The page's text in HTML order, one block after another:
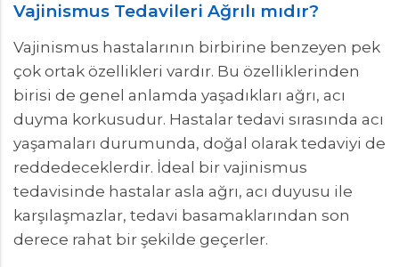
Vajinismus Tedavileri Ağrılı mıdır?
Vajinismus hastalarının birbirine benzeyen pek
çok ortak özellikleri vardır. Bu özelliklerinden
birisi de genel anlamda yaşadıkları ağrı, acı
duyma korkusudur. Hastalar tedavi sırasında acı
yaşamaları durumunda, doğal olarak tedaviyi de
reddedeceklerdir. İdeal bir vajinismus
tedavisinde hastalar asla ağrı, acı duyusu ile
karşılaşmazlar, tedavi basamaklarından son
derece rahat bir şekilde geçerler.